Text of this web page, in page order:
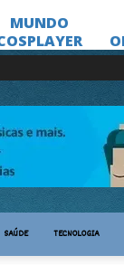
SAÚDE TECNOLOGIA